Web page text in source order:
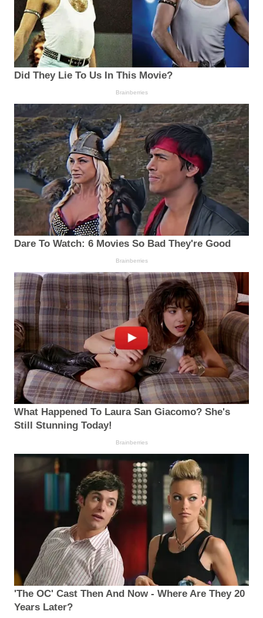
Did They Lie To Us In This Movie?
Brainberries
Dare To Watch: 6 Movies So Bad They're Good
Brainberries
What Happened To Laura San Giacomo? She's
Still Stunning Today!
Brainberries
'The OC' Cast Then And Now - Where Are They 20
Years Later?